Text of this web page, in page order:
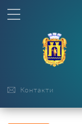
Контакти